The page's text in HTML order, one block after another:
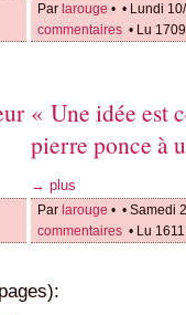
Par larouge • • Lundi
commentaires • Lu
« Une idée est
pierre ponce à
→ plus
Par larouge • • Samedi
commentaires • Lu